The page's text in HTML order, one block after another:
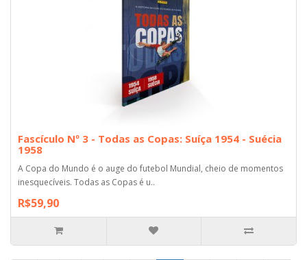
Fascículo Nº 3 - Todas as Copas: Suíça 1954 - Suécia
1958
A Copa do Mundo é o auge do futebol Mundial, cheio de momentos
inesquecíveis. Todas as Copas é u..
R$59,90